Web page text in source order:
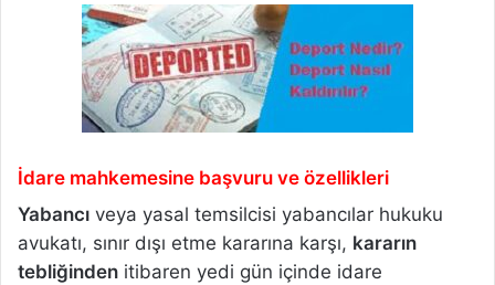
İdare mahkemesine başvuru ve özellikleri
Yabancı veya yasal temsilcisi yabancılar hukuku
avukatı, sınır dışı etme kararına karşı, kararın
tebliğinden itibaren yedi gün içinde idare